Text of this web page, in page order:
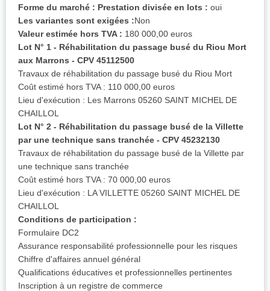
Forme du marché : Prestation divisée en lots : oui
Les variantes sont exigées :Non
Valeur estimée hors TVA : 180 000,00 euros
Lot N° 1 - Réhabilitation du passage busé du Riou Mort
aux Marrons - CPV 45112500
Travaux de réhabilitation du passage busé du Riou Mort
Coût estimé hors TVA : 110 000,00 euros
Lieu d'exécution : Les Marrons 05260 SAINT MICHEL DE
CHAILLOL
Lot N° 2 - Réhabilitation du passage busé de la Villette
par une technique sans tranchée - CPV 45232130
Travaux de réhabilitation du passage busé de la Villette par
une technique sans tranchée
Coût estimé hors TVA : 70 000,00 euros
Lieu d'exécution : LA VILLETTE 05260 SAINT MICHEL DE
CHAILLOL
Conditions de participation :
Formulaire DC2
Assurance responsabilité professionnelle pour les risques
Chiffre d'affaires annuel général
Qualifications éducatives et professionnelles pertinentes
Inscription à un registre de commerce